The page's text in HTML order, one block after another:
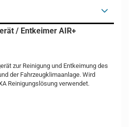
/ Entkeimer AIR+
zur Reinigung und Entkeimung des
der Fahrzeugklimaanlage. Wird
Reinigungslösung verwendet.